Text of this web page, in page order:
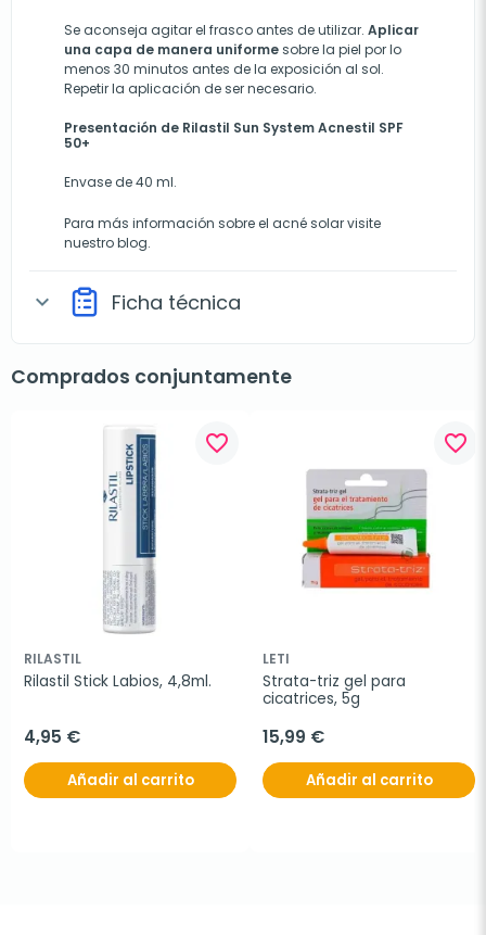
Se aconseja agitar el frasco antes de utilizar. Aplicar
una capa de manera uniformesobre la piel por lo
menos 30 minutos antes de la exposición al sol.
Repetir la aplicación de ser necesario.
Presentación de Rilastil Sun System Acnestil SPF
50+
Envase de 40 ml.
Para más información sobre el acné solarvisite
nuestro blog.
expand_more Ficha técnica
Comprados conjuntamente
favorite_border
RILASTIL
Rilastil Stick Labios, 4,8ml.
4,95 €
Añadir al carrito
favorite_border
LETI
Strata-triz gel para
cicatrices, 5g
15,99 €
Añadir al carrito